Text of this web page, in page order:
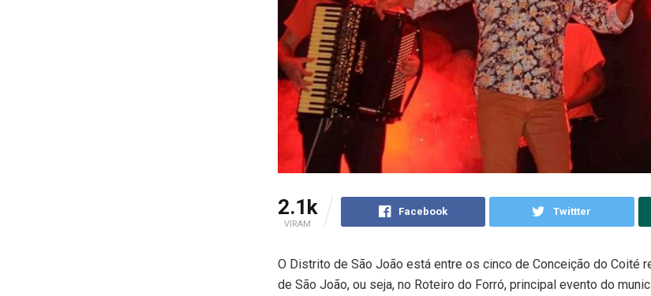
2.1k
VIRAM
Facebook Twittter
O Distrito de São João está entre os cinco de Conceição do Coité
de São João, ou seja, no Roteiro do Forró, principal evento do